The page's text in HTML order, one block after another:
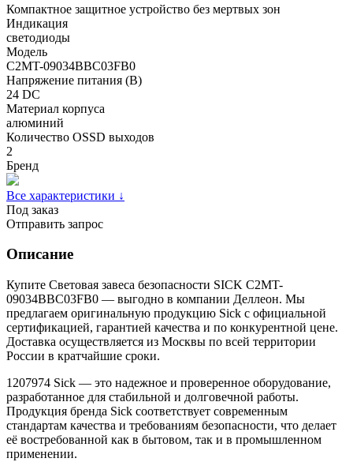
Компактное защитное устройство без мертвых зон
Индикация
светодиоды
Модель
C2MT-09034BBC03FB0
Напряжение питания (В)
24 DC
Материал корпуса
алюминий
Количество OSSD выходов
2
Бренд
Все характеристики ↓
Под заказ
Отправить запрос
Описание
Купите Световая завеса безопасности SICK C2MT-
09034BBC03FB0 — выгодно в компании Деллеон. Мы
предлагаем оригинальную продукцию Sick с официальной
сертификацией, гарантией качества и по конкурентной цене.
Доставка осуществляется из Москвы по всей территории
России в кратчайшие сроки.
1207974 Sick — это надежное и проверенное оборудование,
разработанное для стабильной и долговечной работы.
Продукция бренда Sick соответствует современным
стандартам качества и требованиям безопасности, что делает
её востребованной как в бытовом, так и в промышленном
применении.